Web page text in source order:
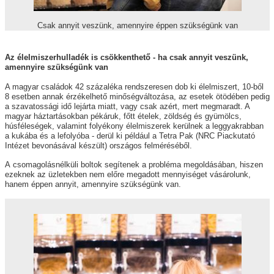
Csak annyit veszünk, amennyire éppen szükségünk van
Az élelmiszerhulladék is csökkenthető - ha csak annyit veszünk,
amennyire szükségünk van
A magyar családok 42 százaléka rendszeresen dob ki élelmiszert, 10-ből
8 esetben annak érzékelhető minőségváltozása, az esetek ötödében pedig
a szavatossági idő lejárta miatt, vagy csak azért, mert megmaradt. A
magyar háztartásokban pékáruk, főtt ételek, zöldség és gyümölcs,
húsféleségek, valamint folyékony élelmiszerek kerülnek a leggyakrabban
a kukába és a lefolyóba - derül ki például a Tetra Pak (NRC Piackutató
Intézet bevonásával készült) országos felméréséből.
A csomagolásnélküli boltok segítenek a probléma megoldásában, hiszen
ezeknek az üzletekben nem előre megadott mennyiséget vásárolunk,
hanem éppen annyit, amennyire szükségünk van.